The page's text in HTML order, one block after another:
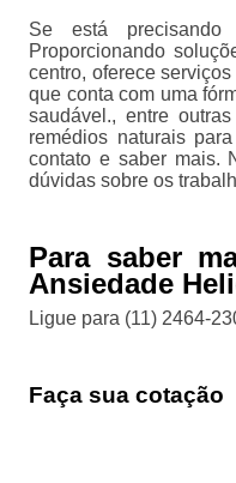
Se está precisando
Proporcionando
centro, oferece
que conta com uma
saudável., entre
remédios naturais
contato e saber mais.
dúvidas sobre os
Para saber
Ansiedade
Ligue para (11) 2464-
Faça sua cotação